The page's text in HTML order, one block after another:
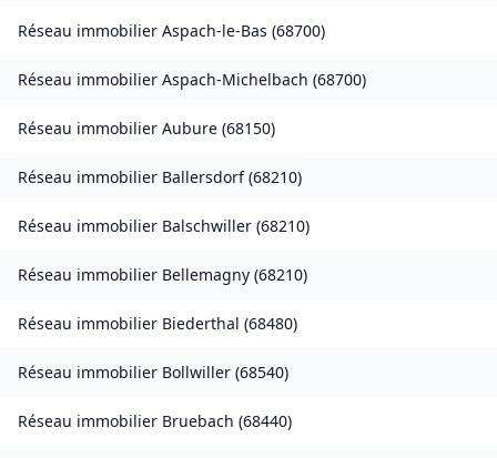
Réseau immobilier Aspach-le-Bas (68700)
Réseau immobilier Aspach-Michelbach (68700)
Réseau immobilier Aubure (68150)
Réseau immobilier Ballersdorf(68210)
Réseau immobilier Balschwiller (68210)
Réseau immobilier Bellemagny (68210)
Réseau immobilier Biederthal (68480)
Réseau immobilier Bollwiller (68540)
Réseau immobilier Bruebach (68440)